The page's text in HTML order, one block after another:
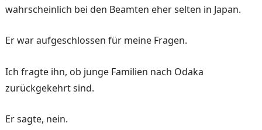
wahrschein­lich bei den Beamten eher selten in Japan.
Er war aufgeschlossen für meine Fragen.
Ich fragte ihn, ob junge Familien nach Odaka
zurückgekehrt sind.
Er sagte, nein.